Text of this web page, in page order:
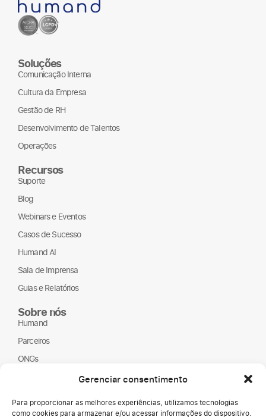
Gerenciar consentimento
Para proporcionar as melhores experiências, utilizamos tecnologias
como cookies para armazenar e/ou acessar informações do dispositivo.
Soluções
Comunicação Interna
Cultura da Empresa
Gestão de RH
Desenvolvimento de Talentos
Operações
Recursos
Suporte
Blog
Webinars e Eventos
Casos de Sucesso
Humand AI
Sala de Imprensa
Guias e Relatórios
Sobre nós
Humand
Parceiros
ONGs